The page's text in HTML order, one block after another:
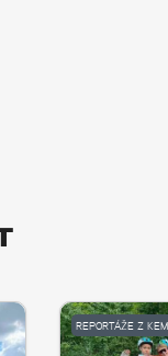
REPORTÁŽE Z